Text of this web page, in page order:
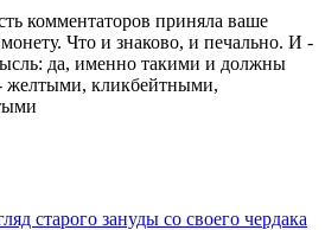
комментаторов приняла ваше
Что и знаково, и печально. И -
да, именно такими и должны
желтыми, кликбейтными,
старого зануды со своего чердака